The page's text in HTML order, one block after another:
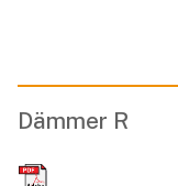
Dämmer R